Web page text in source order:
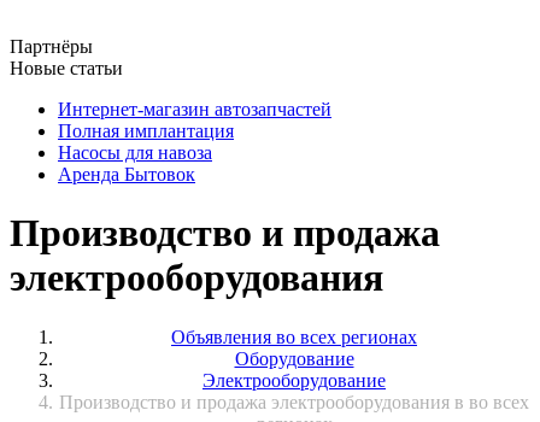
Партнёры
Новые статьи
Интернет-магазин автозапчастей
Полная имплантация
Насосы для навоза
Аренда Бытовок
Производство и продажа
электрооборудования
Объявления во всех регионах
Оборудование
Электрооборудование
Производство и продажа электрооборудования в во всех